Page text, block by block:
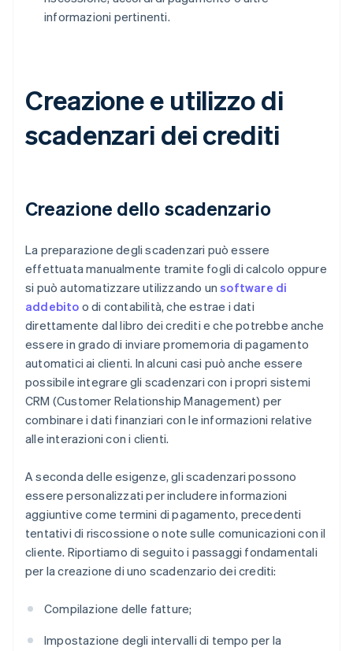
informazioni pertinenti.
Creazione e utilizzo di
scadenzari dei crediti
Creazione dello scadenzario
La preparazione degli scadenzari può essere
effettuata manualmente tramite fogli di calcolo oppure
si può automatizzare utilizzando unsoftware di
addebito o di contabilità, che estrae i dati
direttamente dal libro dei crediti e che potrebbe anche
essere in grado di inviare promemoria di pagamento
automatici ai clienti. In alcuni casi può anche essere
possibile integrare gli scadenzari con i propri sistemi
CRM (Customer Relationship Management) per
combinare i dati finanziari con le informazioni relative
alle interazioni con i clienti.
A seconda delle esigenze, gli scadenzari possono
essere personalizzati per includere informazioni
aggiuntive come termini di pagamento, precedenti
tentativi di riscossione o note sulle comunicazioni con il
cliente. Riportiamo di seguito i passaggi fondamentali
per la creazione di uno scadenzario dei crediti:
Compilazione delle fatture;
Impostazione degli intervalli di tempo per la